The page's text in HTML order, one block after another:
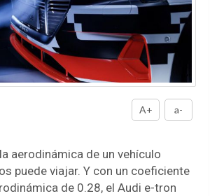
A+ a-
aerodinámica de un vehículo
puede viajar. Y con un coeficiente
de 0.28, el Audi e-tron